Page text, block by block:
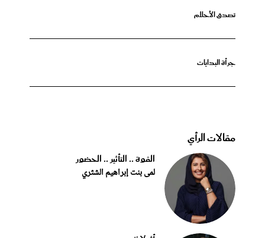
تصدق الأحلام
جرأة البدايات
مقالات الرأي
القوة .. التأثير .. الحضور
لمى بنت إبراهيم الشثري